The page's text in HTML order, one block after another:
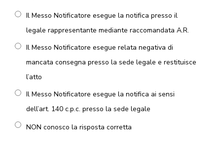
Il Messo Notificatore esegue la notifica presso il
legale rappresentante mediante raccomandata A.R.
Il Messo Notificatore esegue relata negativa di
mancata consegna presso la sede legale e restituisce
l’atto
Il Messo Notificatore esegue la notifica ai sensi
dell’art. 140 c.p.c. presso la sede legale
NON conosco la risposta corretta